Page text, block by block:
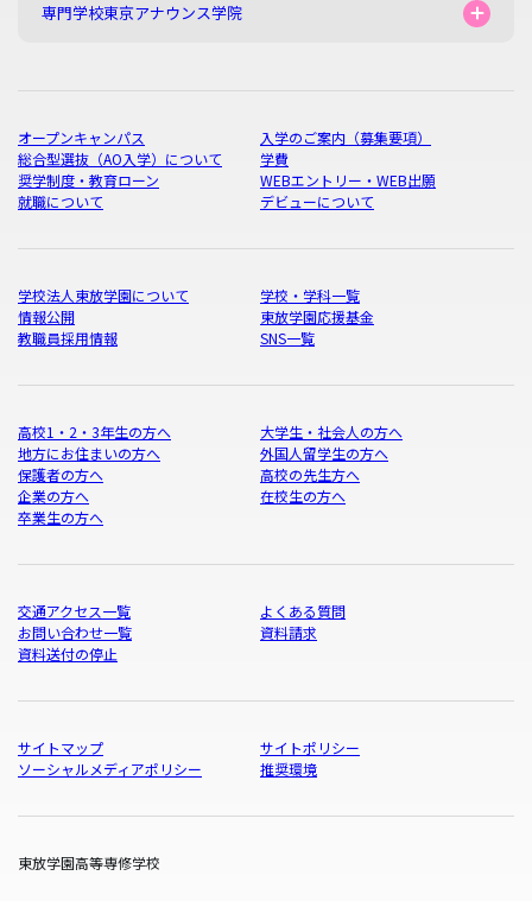
専門学校東京アナウンス学院
オープンキャンパス
入学のご案内（募集要項）
総合型選抜（AO入学）について
学費
奨学制度・教育ローン
WEBエントリー・WEB出願
就職について
デビューについて
学校法人東放学園について
学校・学科一覧
情報公開
東放学園応援基金
教職員採用情報
SNS一覧
高校1・2・3年生の方へ
大学生・社会人の方へ
地方にお住まいの方へ
外国人留学生の方へ
保護者の方へ
高校の先生方へ
企業の方へ
在校生の方へ
卒業生の方へ
交通アクセス一覧
よくある質問
お問い合わせ一覧
資料請求
資料送付の停止
サイトマップ
サイトポリシー
ソーシャルメディアポリシー
推奨環境
東放学園高等専修学校